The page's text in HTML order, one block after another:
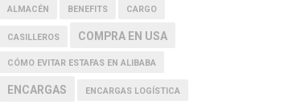
ALMACÉN BENEFITS CARGO
CASILLEROS COMPRA EN USA
CÓMO EVITAR ESTAFAS EN ALIBABA
ENCARGAS ENCARGAS LOGÍSTICA